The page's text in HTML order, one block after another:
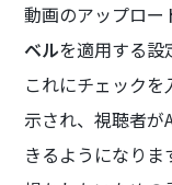
動画のアップロー
ベルを適用する設
これにチェック
示され、視聴者が
きるようになり